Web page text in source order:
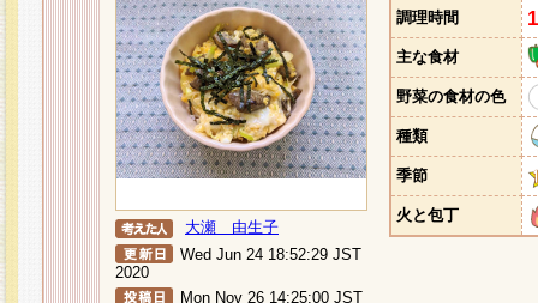
大瀬 由生子
Wed Jun 24 18:52:29 JST
2020
Mon Nov 26 14:25:00 JST
調理時間
主な食材
野菜の食材の色
種類
季節
火と包丁